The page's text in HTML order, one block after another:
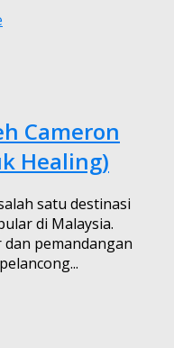
Cameron
Healing)
satu destinasi
di Malaysia.
dan pemandangan